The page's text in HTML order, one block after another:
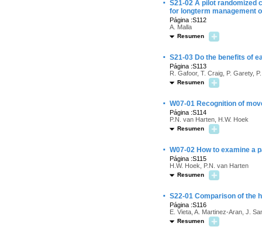
S21-02 A pilot randomized
for longterm management
Página :S112
A. Malla
Resumen
· S21-03 Do the benefits of
Página :S113
R. Gafoor, T. Craig, P. Garety,
Resumen
· W07-01 Recognition of
Página :S114
P.N. van Harten, H.W. Hoek
Resumen
· W07-02 How to examine a
Página :S115
H.W. Hoek, P.N. van Harten
Resumen
· S22-01 Comparison of the
Página :S116
E. Vieta, A. Martinez-Aran, J.
Resumen